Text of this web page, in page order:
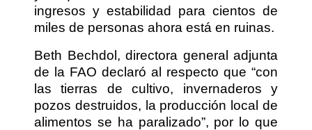
ingresos y estabilidad para cientos de
miles de personas ahora está en ruinas.
Beth Bechdol, directora general adjunta
de la FAO declaró al respecto que “con
las tierras de cultivo, invernaderos y
pozos destruidos, la producción local de
alimentos se ha paralizado”, por lo que